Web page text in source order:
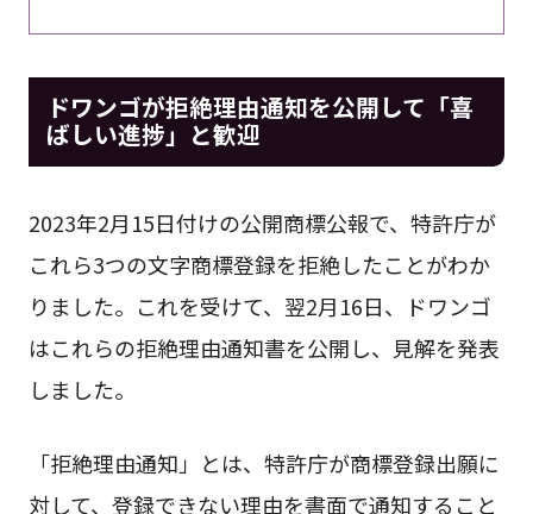
ドワンゴが拒絶理由通知を公開して「喜
ばしい進捗」と歓迎
2023年2月15日付けの公開商標公報で、特許庁が
これら3つの文字商標登録を拒絶したことがわか
りました。これを受けて、翌2月16日、ドワンゴ
はこれらの拒絶理由通知書を公開し、見解を発表
しました。
「拒絶理由通知」とは、特許庁が商標登録出願に
対して、登録できない理由を書面で通知すること